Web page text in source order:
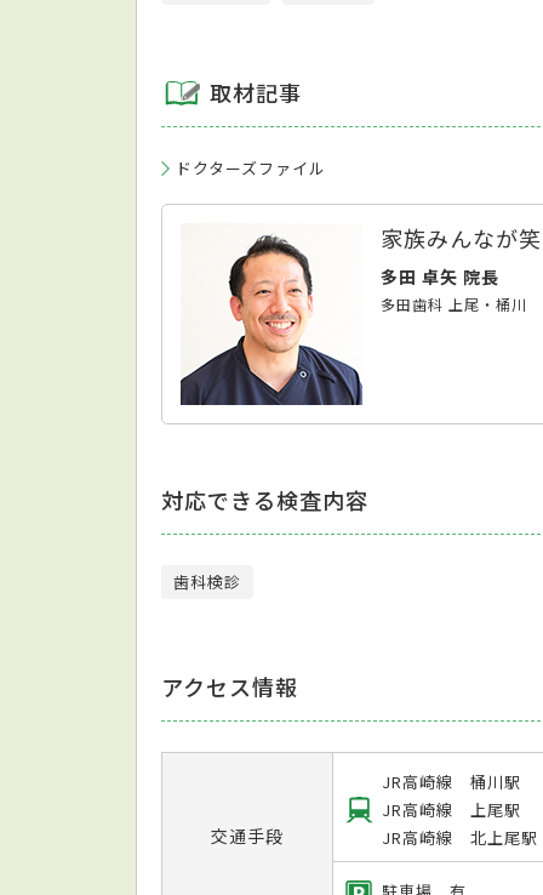
取材記事
ドクターズファイル
家族みんなが
多田 卓矢 院長
多田歯科 上尾・桶川
対応できる検査内容
歯科検診
アクセス情報
交通手段
JR高崎線 桶川駅
JR高崎線 上尾駅
JR高崎線 北上尾駅